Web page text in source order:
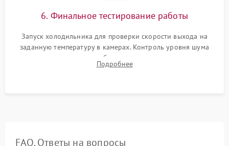
6. Финальное тестирование работы
Запуск холодильника для проверки скорости выхода на
заданную температуру в камерах. Контроль уровня шума
компрессора, отсутствия обмерзания стенок и корректного
срабатывания системы автоматической оттайки.
Подробнее
FAQ. Ответы на вопросы